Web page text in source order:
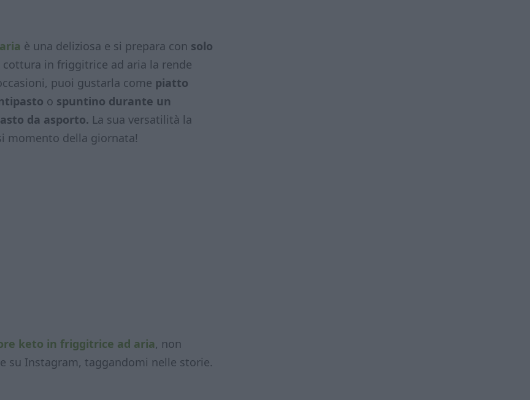
è una deliziosa e si prepara con solo
in friggitrice ad aria la rende
puoi gustarla come piatto
o spuntino durante un
da asporto. La sua versatilità la
momento della giornata!
keto in friggitrice ad aria, non
su Instagram, taggandomi nelle storie.